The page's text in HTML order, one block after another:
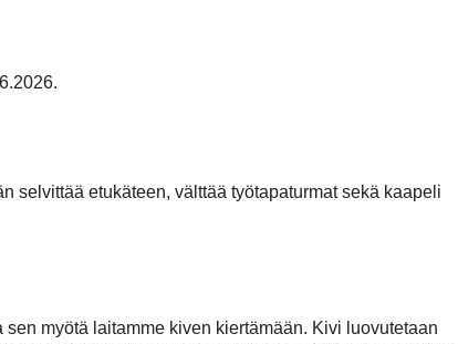
selvittää etukäteen, välttää työtapaturmat sekä kaapeli
myötä laitamme kiven kiertämään. Kivi luovutetaan